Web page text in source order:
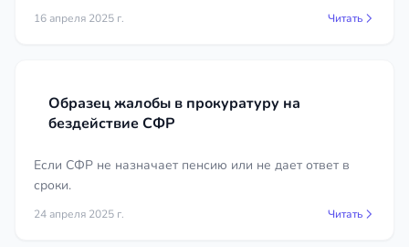
составление досудебной жалобы. Конкретные
подходящего исполнителя без скрытых платежей.
специалисту
узнаете о необходимых документа и порядке
оформления.
16 апреля 2025 г. Читать
Образец жалобы в прокуратуру на
бездействие СФР
Если СФР не назначает пенсию или не дает ответ в
сроки.
24 апреля 2025 г. Читать